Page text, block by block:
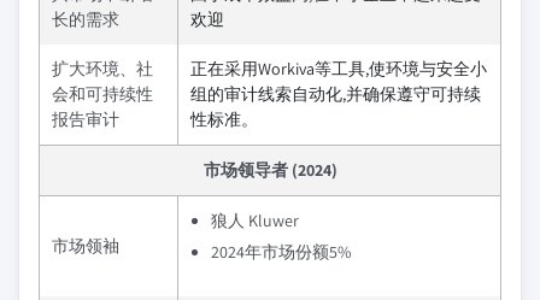
长的需求
欢迎
扩大环境、社
会和可持续性
报告审计
正在采用Workiva等工具,使环境与安全小
组的审计线索自动化,并确保遵守可持续
性标准。
市场领导者 (2024)
市场领袖
狼人 Kluwer
2024年市场份额5%